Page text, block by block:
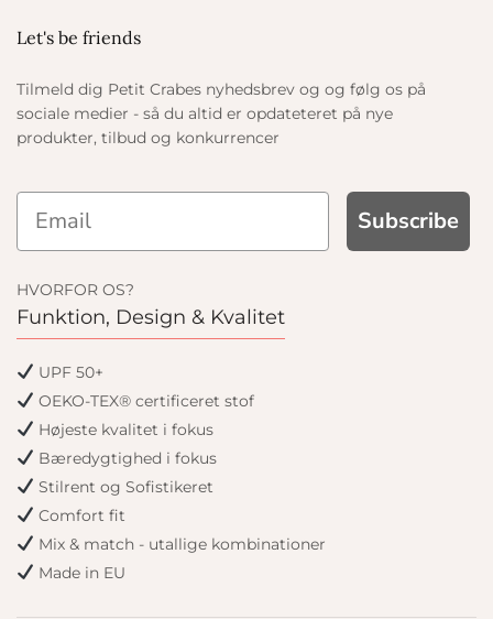
Let's be friends
Tilmeld dig Petit Crabes nyhedsbrev og og følg os på
sociale medier - så du altid er opdateteret på nye
produkter, tilbud og konkurrencer
Subscribe
HVORFOR OS?
Funktion, Design & Kvalitet
UPF 50+
OEKO-TEX® certificeret stof
Højeste kvalitet i fokus
Bæredygtighed i fokus
Stilrent og Sofistikeret
Comfort fit
Mix & match - utallige kombinationer
Made in EU